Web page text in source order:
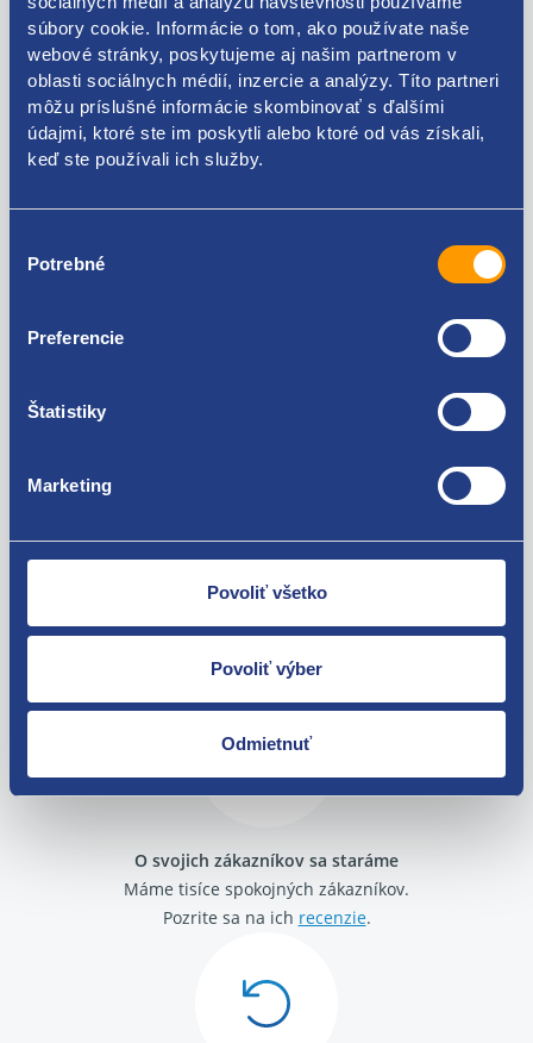
súbory cookie. Informácie o tom, ako používate naše
webové stránky, poskytujeme aj našim partnerom v
oblasti sociálnych médií, inzercie a analýzy. Títo partneri
môžu príslušné informácie skombinovať s ďalšími
údajmi, ktoré ste im poskytli alebo ktoré od vás získali,
keď ste používali ich služby.
súhlasu
Potrebné
Preferencie
Štatistiky
Marketing
Povoliť všetko
Povoliť výber
Odmietnuť
Kódy produktov
BM51-A224A37-CD BM51-A224A37-CC BM51-A224A37-
CB
Ford Kuga II 2012 - 2020
Tovar môžete vrátiť do 60 dní od
zakúpenia. Alebo vám pošleme náhradu.
O svojich zákazníkov sa staráme
Máme tisíce spokojných zákazníkov.
Pozrite sa na ich recenzie.